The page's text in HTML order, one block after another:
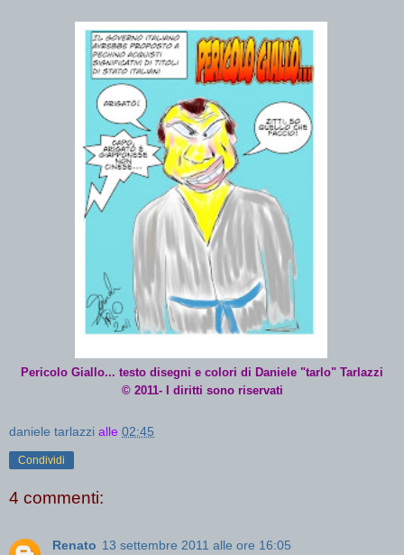
Pericolo Giallo... testo disegni e colori di Daniele "tarlo" Tarlazzi
© 2011- I diritti sono riservati
daniele tarlazzi alle 02:45
Condividi
4 commenti:
Renato 13 settembre 2011 alle ore 16:05